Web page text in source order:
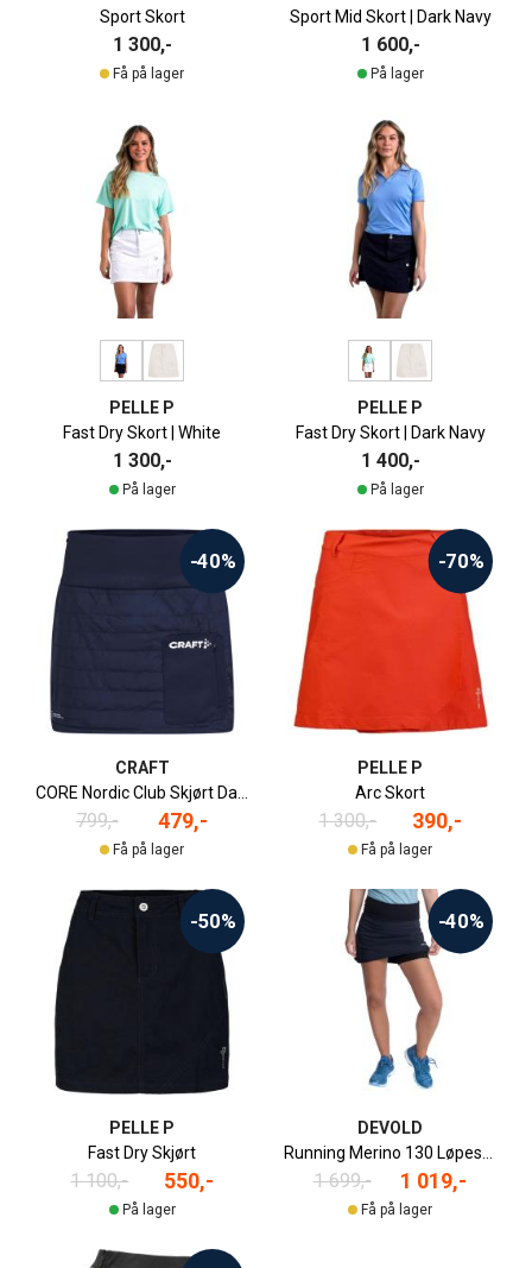
Sport Skort
1 300,-
Få på lager
Sport Mid Skort | Dark Navy
1 600,-
På lager
PELLE P
Fast Dry Skort | White
1 300,-
På lager
PELLE P
Fast Dry Skort | Dark Navy
1 400,-
På lager
-40%
CRAFT
799,- 479,-
Få på lager
-70%
PELLE P
Arc Skort
1 300,- 390,-
Få på lager
-50%
PELLE P
Fast Dry Skjørt
1 100,- 550,-
På lager
-40%
DEVOLD
1 699,- 1 019,-
Få på lager